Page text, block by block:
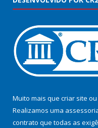
Muito mais que criar site ou
Realizamos uma
contrato que todas as